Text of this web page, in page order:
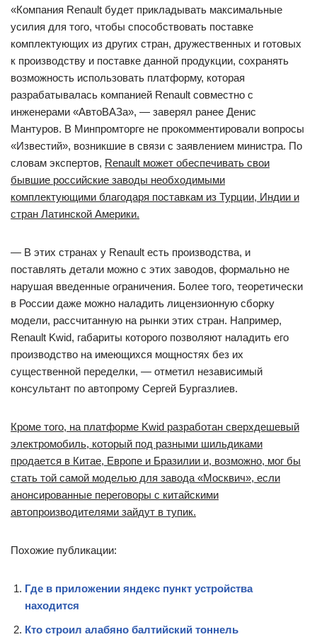
«Компания Renault будет прикладывать максимальные
усилия для того, чтобы способствовать поставке
комплектующих из других стран, дружественных и готовых
к производству и поставке данной продукции, сохранять
возможность использовать платформу, которая
разрабатывалась компанией Renault совместно с
инженерами «АвтоВАЗа», — заверял ранее Денис
Мантуров. В Минпромторге не прокомментировали вопросы
«Известий», возникшие в связи с заявлением министра. По
словам экспертов, Renault может обеспечивать свои
бывшие российские заводы необходимыми
комплектующими благодаря поставкам из Турции, Индии и
стран Латинской Америки.
— В этих странах у Renault есть производства, и
поставлять детали можно с этих заводов, формально не
нарушая введенные ограничения. Более того, теоретически
в России даже можно наладить лицензионную сборку
модели, рассчитанную на рынки этих стран. Например,
Renault Kwid, габариты которого позволяют наладить его
производство на имеющихся мощностях без их
существенной переделки, — отметил независимый
консультант по автопрому Сергей Бургазлиев.
Кроме того, на платформе Kwid разработан сверхдешевый
электромобиль, который под разными шильдиками
продается в Китае, Европе и Бразилии и, возможно, мог бы
стать той самой моделью для завода «Москвич», если
анонсированные переговоры с китайскими
автопроизводителями зайдут в тупик.
Похожие публикации:
Где в приложении яндекс пункт устройства
находится
Кто строил алабяно балтийский тоннель